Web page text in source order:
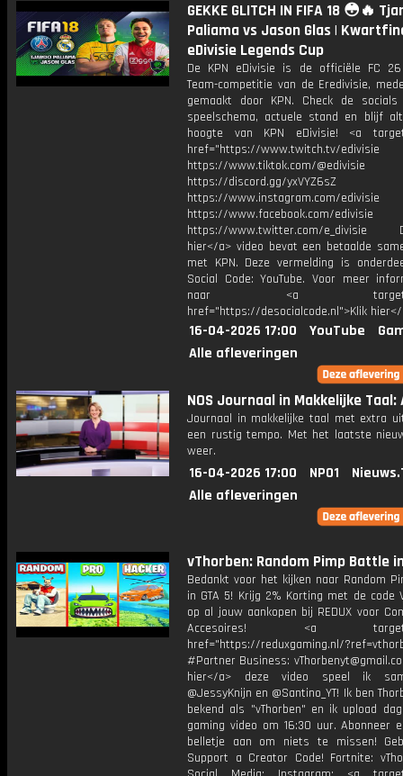
GEKKE GLITCH IN FIFA 18 😳🔥
Paliama vs Jason Glas |
eDivisie Legends Cup
De KPN eDivisie is de officiële FC
Team-competitie van de Eredivisie,
gemaakt door KPN. Check de
speelschema, actuele stand en blijf
hoogte van KPN eDivisie! <a
href="https://www.twitch.tv/edivisie
https://www.tiktok.com/@edivisie
https://discord.gg/yxVYZ6sZ
https://www.instagram.com/edivisie
https://www.facebook.com/edivisie
https://www.twitter.com/e_divisie
hier</a> video bevat een betaalde
met KPN. Deze vermelding is
Social Code: YouTube. Voor meer
naar <a
href="https://desocialcode.nl">Klik
16-04-2026 17:00 YouTube
Alle afleveringen
NOS Journaal in Makkelijke
Journaal in makkelijke taal met extra
een rustig tempo. Met het laatste
weer.
16-04-2026 17:00 NPO1
Alle afleveringen
vThorben: Random Pimp Battle
Bedankt voor het kijken naar Random
in GTA 5! Krijg 2% Korting met de code
op al jouw aankopen bij REDUX voor
Accesoires! <a
href="https://reduxgaming.nl/
#Partner Business:
hier</a> deze video speel ik
@JessyKnijn en @Santino_YT! Ik ben
bekend als "vThorben" en ik upload
gaming video om 16:30 uur. Abonneer
belletje aan om niets te missen!
Support a Creator Code! Fortnite: